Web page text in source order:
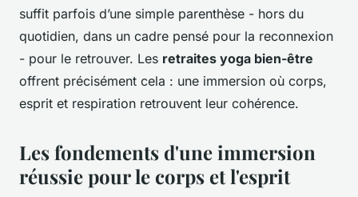
suffit parfois d’une simple parenthèse - hors du
quotidien, dans un cadre pensé pour la reconnexion
- pour le retrouver. Les retraites yoga bien-être
offrent précisément cela : une immersion où corps,
esprit et respiration retrouvent leur cohérence.
Les fondements d'une immersion
réussie pour le corps et l'esprit